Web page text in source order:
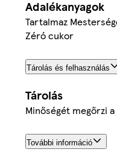
Adalékanyagok
Tartalmaz
Zéró cukor
Tárolás és felhasználás
Tárolás
Minőségét megőrzi
További információ